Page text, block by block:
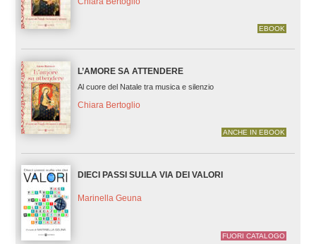
EBOOK
L’AMORE SA ATTENDERE
Al cuore del Natale tra musica e silenzio
Chiara Bertoglio
ANCHE IN EBOOK
DIECI PASSI SULLA VIA DEI VALORI
Marinella Geuna
FUORI CATALOGO